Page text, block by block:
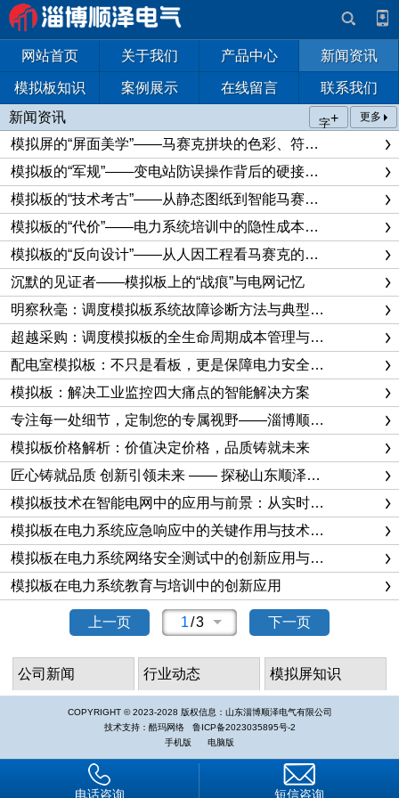
网站首页 关于我们 产品中心 新闻资讯
模拟板知识 案例展示 在线留言
联系我们
新闻资讯
更多
字+
模拟屏的“屏面美学”——马赛克拼块的色彩、符号与布局哲学
模拟板的“军规”——变电站防误操作背后的硬接线闭锁秘辛
模拟板的“技术考古”——从静态图纸到智能马赛克的演化逻辑
模拟板的“代价”——电力系统培训中的隐性成本与隐形成本
模拟板的“反向设计”——从人因工程看马赛克的色彩与布局
沉默的见证者——模拟板上的“战痕”与电网记忆
明察秋毫：调度模拟板系统故障诊断方法与典型案例深度剖析
超越采购：调度模拟板的全生命周期成本管理与运维策略深度解析
配电室模拟板：不只是看板，更是保障电力安全与效率的智能投资
模拟板：解决工业监控四大痛点的智能解决方案
专注每一处细节，定制您的专属视野——淄博顺泽电气，模拟板定制专家
模拟板价格解析：价值决定价格，品质铸就未来
匠心铸就品质 创新引领未来 —— 探秘山东顺泽电气智能化模拟板的制造之路
模拟板技术在智能电网中的应用与前景：从实时仿真到数字孪生
模拟板在电力系统应急响应中的关键作用与技术实践
模拟板在电力系统网络安全测试中的创新应用与实践
模拟板在电力系统教育与培训中的创新应用
上一页 1/3 下一页
公司新闻 行业动态 模拟屏知识
COPYRIGHT © 2023-2028 版权信息：山东淄博顺泽电气有限公司
技术支持：酷玛网络 鲁ICP备2023035895号-2
手机版
电脑版
电话咨询 短信咨询